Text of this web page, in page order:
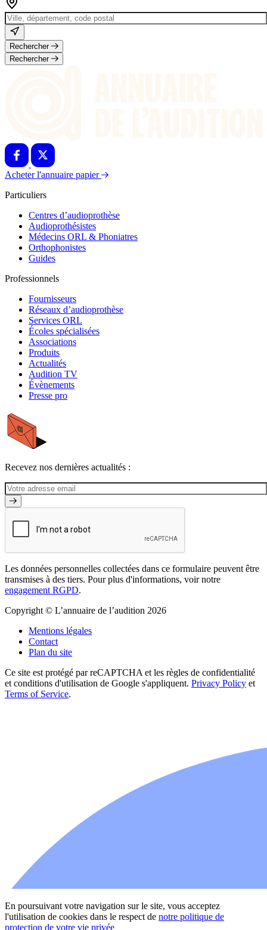
Rechercher
Rechercher
Acheter l'annuaire papier
Particuliers
Centres d’audioprothèse
Audioprothésistes
Médecins ORL & Phoniatres
Orthophonistes
Guides
Professionnels
Fournisseurs
Réseaux d’audioprothèse
Services ORL
Écoles spécialisées
Associations
Produits
Actualités
Audition TV
Évènements
Presse pro
Recevez nos dernières actualités :
Les données personnelles collectées dans ce formulaire peuvent être
transmises à des tiers. Pour plus d'informations, voir notre
engagement RGPD.
Copyright © L’annuaire de l’audition 2026
Mentions légales
Contact
Plan du site
Ce site est protégé par reCAPTCHA et les règles de confidentialité
et conditions d'utilisation de Google s'appliquent. Privacy Policy et
Terms of Service.
En poursuivant votre navigation sur le site, vous acceptez
l'utilisation de cookies dans le respect de notre politique de
protection de votre vie privée